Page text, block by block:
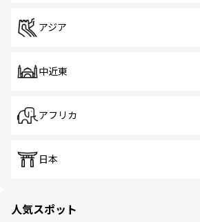
アジア
中近東
アフリカ
日本
人気スポット